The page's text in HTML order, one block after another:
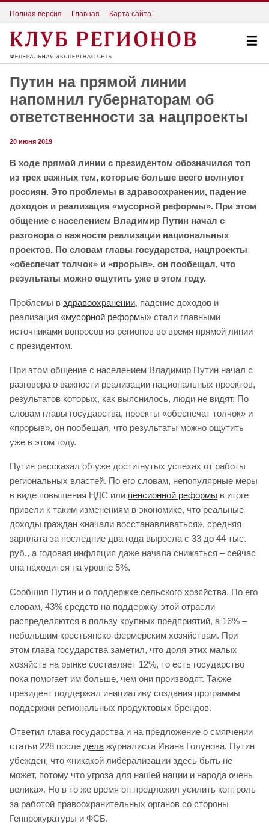
Полная версия Главная Карта сайта
Путин на прямой линии
напомнил губернаторам об
ответственности за нацпроекты
20 июня 2019
В ходе прямой линии с президентом обозначился топ
из трех важных тем, которые больше всего волнуют
россиян. Это проблемы в здравоохранении, падение
доходов и реализация «мусорной реформы». При этом
общение с населением Владимир Путин начал с
разговора о важности реализации национальных
проектов. По словам главы государства, нацпроекты
«обеспечат толчок» и «прорыв», он пообещал, что
результаты можно ощутить уже в этом году.
Проблемы в здравоохранении, падение доходов и
реализация «мусорной реформы» стали главными
источниками вопросов из регионов во время прямой линии
с президентом.
При этом общение с населением Владимир Путин начал с
разговора о важности реализации национальных проектов,
результатов которых, как выяснилось, люди не видят. По
словам главы государства, проекты «обеспечат толчок» и
«прорыв», он пообещал, что результаты можно ощутить
уже в этом году.
Путин рассказал об уже достигнутых успехах от работы
региональных властей. По его словам, непопулярные меры
в виде повышения НДС или пенсионной реформы в итоге
привели к таким изменениям в экономике, что реальные
доходы граждан «начали восстанавливаться», средняя
зарплата за последние два года выросла с 33 до 44 тыс.
руб., а годовая инфляция даже начала снижаться – сейчас
она находится на уровне 5%.
Сообщил Путин и о поддержке сельского хозяйства. По его
словам, 43% средств на поддержку этой отрасли
распределяются в пользу крупных предприятий, а 16% –
небольшим крестьянско-фермерским хозяйствам. При
этом глава государства заметил, что доля этих малых
хозяйств на рынке составляет 12%, то есть государство
пока помогает им больше, чем они производят. Также
президент поддержал инициативу создания программы
поддержки региональных продуктовых брендов.
Ответил глава государства и на предложение о смягчении
статьи 228 после дела журналиста Ивана Голунова. Путин
убежден, что «никакой либерализации здесь быть не
может, потому что угроза для нашей нации и народа очень
велика». Но в то же время он предложил усилить контроль
за работой правоохранительных органов со стороны
Генпрокуратуры и ФСБ.